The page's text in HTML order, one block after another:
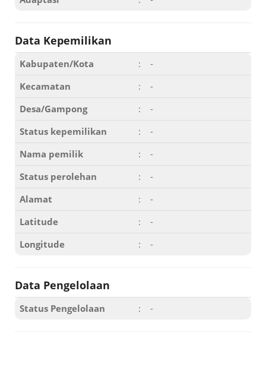
Data Kepemilikan
Kabupaten/Kota :
-
Kecamatan
:
-
Desa/Gampong
:
-
Status kepemilikan
:
-
Nama pemilik
:
-
Status perolehan
:
-
Alamat
:
-
Latitude
:
-
Longitude
: -
Data Pengelolaan
Status Pengelolaan : -